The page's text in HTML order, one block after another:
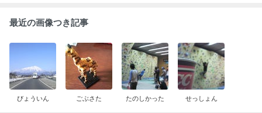
最近の画像つき記事
びょういん ごぶさた たのしかった せっしょん